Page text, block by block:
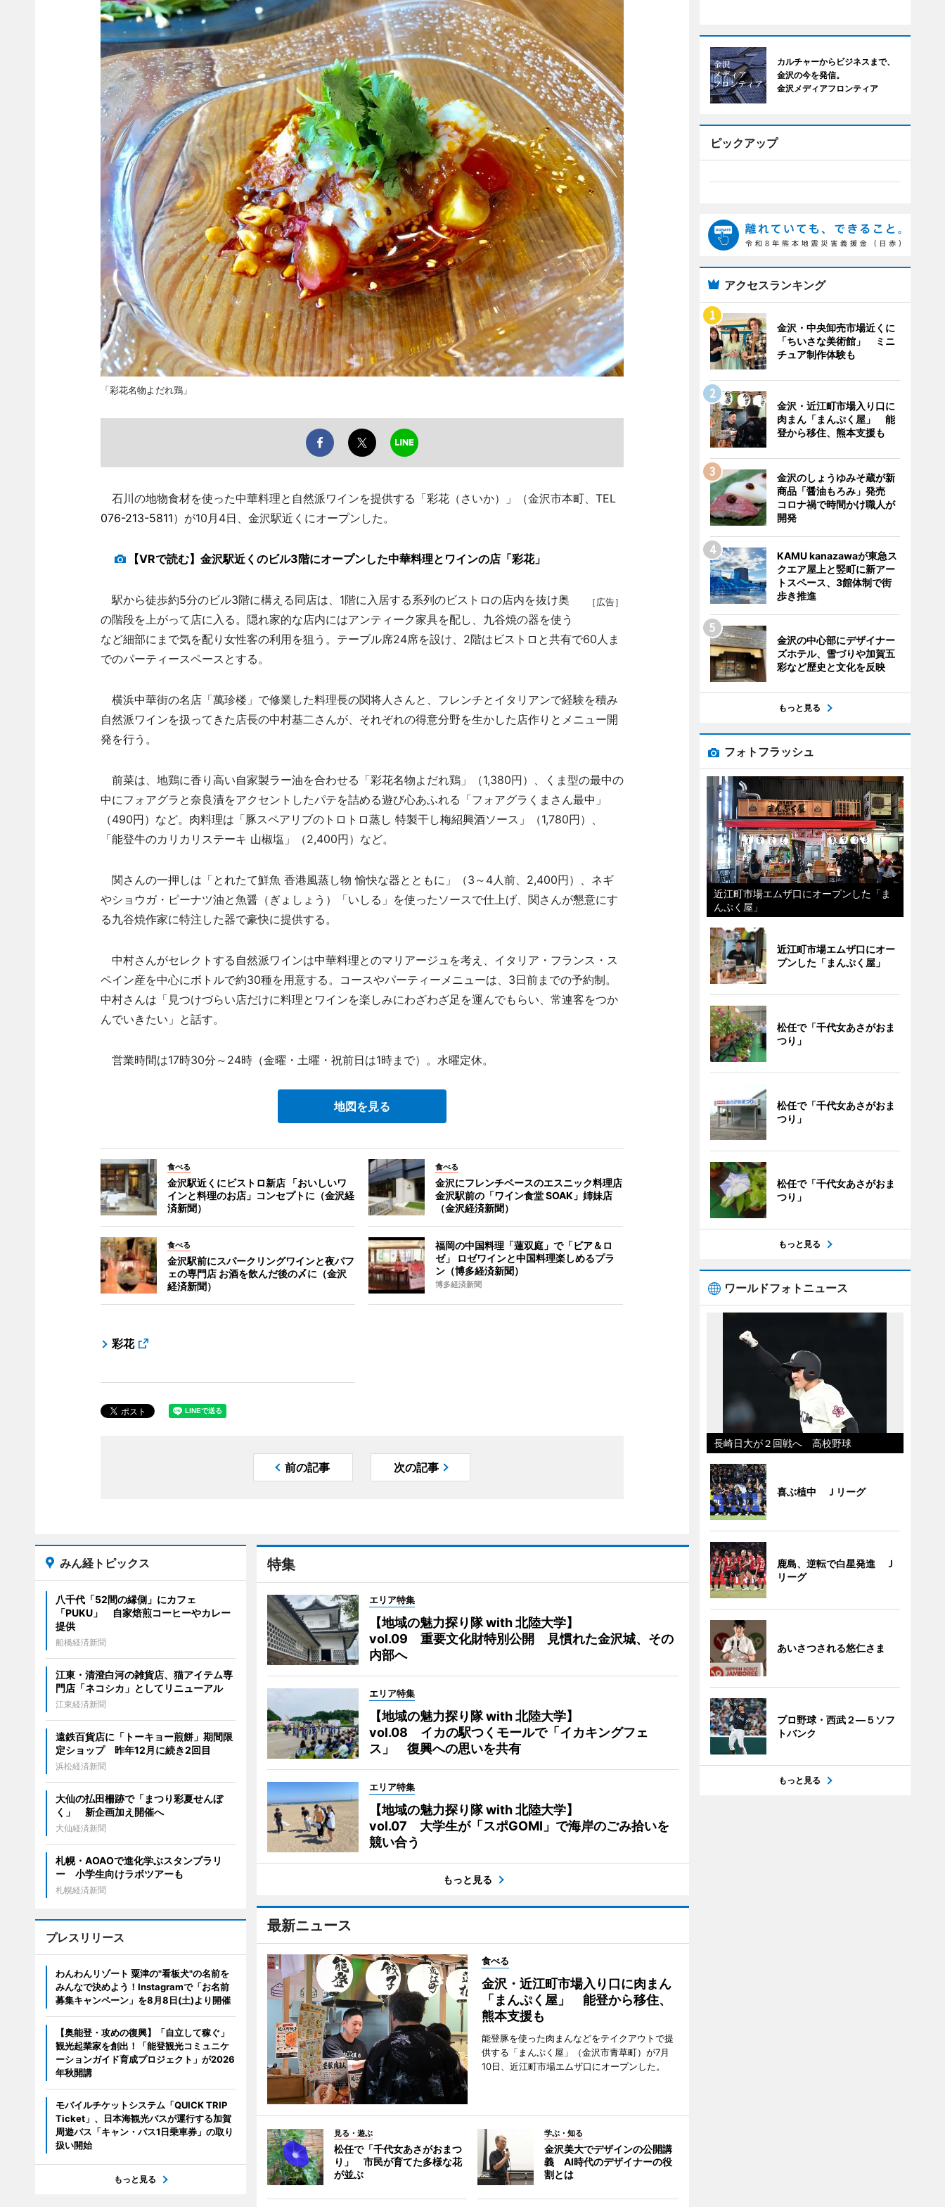
「彩花名物よだれ鶏」
石川の地物食材を使った中華料理と自然派ワインを提供する「彩花（さいか）」（金沢市本町、TEL
076-213-5811）が10月4日、金沢駅近くにオープンした。
【VRで読む】金沢駅近くのビル3階にオープンした中華料理とワインの店「彩花」
［広告］
駅から徒歩約5分のビル3階に構える同店は、1階に入居する系列のビストロの店内を抜け奥
の階段を上がって店に入る。隠れ家的な店内にはアンティーク家具を配し、九谷焼の器を使う
など細部にまで気を配り女性客の利用を狙う。テーブル席24席を設け、2階はビストロと共有で60人ま
でのパーティースペースとする。
横浜中華街の名店「萬珍楼」で修業した料理長の関将人さんと、フレンチとイタリアンで経験を積み
自然派ワインを扱ってきた店長の中村基二さんが、それぞれの得意分野を生かした店作りとメニュー開
発を行う。
前菜は、地鶏に香り高い自家製ラー油を合わせる「彩花名物よだれ鶏」（1,380円）、くま型の最中の
中にフォアグラと奈良漬をアクセントしたパテを詰める遊び心あふれる「フォアグラくまさん最中」
（490円）など。肉料理は「豚スペアリブのトロトロ蒸し 特製干し梅紹興酒ソース」（1,780円）、
「能登牛のカリカリステーキ 山椒塩」（2,400円）など。
関さんの一押しは「とれたて鮮魚 香港風蒸し物 愉快な器とともに」（3～4人前、2,400円）、ネギ
やショウガ・ピーナツ油と魚醤（ぎょしょう）「いしる」を使ったソースで仕上げ、関さんが懇意にす
る九谷焼作家に特注した器で豪快に提供する。
中村さんがセレクトする自然派ワインは中華料理とのマリアージュを考え、イタリア・フランス・ス
ペイン産を中心にボトルで約30種を用意する。コースやパーティーメニューは、3日前までの予約制。
中村さんは「見つけづらい店だけに料理とワインを楽しみにわざわざ足を運んでもらい、常連客をつか
んでいきたい」と話す。
営業時間は17時30分～24時（金曜・土曜・祝前日は1時まで）。水曜定休。
地図を見る
食べる
金沢駅近くにビストロ新店 「おいしいワ
インと料理のお店」コンセプトに（金沢経
済新聞）
食べる
金沢にフレンチベースのエスニック料理店
金沢駅前の「ワイン食堂 SOAK」姉妹店
（金沢経済新聞）
食べる
金沢駅前にスパークリングワインと夜パフ
ェの専門店 お酒を飲んだ後の〆に（金沢
経済新聞）
福岡の中国料理「蓮双庭」で「ビア＆ロ
ゼ」 ロゼワインと中国料理楽しめるプラ
ン（博多経済新聞）
博多経済新聞
彩花
前の記事 次の記事
特集
エリア特集
【地域の魅力探り隊 with 北陸大学】
vol.09 重要文化財特別公開 見慣れた金沢城、その
内部へ
エリア特集
【地域の魅力探り隊 with 北陸大学】
vol.08 イカの駅つくモールで「イカキングフェ
ス」 復興への思いを共有
エリア特集
【地域の魅力探り隊 with 北陸大学】
vol.07 大学生が「スポGOMI」で海岸のごみ拾いを
競い合う
もっと見る
最新ニュース
食べる
金沢・近江町市場入り口に肉まん
「まんぷく屋」 能登から移住、
熊本支援も
能登豚を使った肉まんなどをテイクアウトで提
供する「まんぷく屋」（金沢市青草町）が7月
10日、近江町市場エムザ口にオープンした。
見る・遊ぶ
松任で「千代女あさがおまつ
り」 市民が育てた多様な花
が並ぶ
学ぶ・知る
金沢美大でデザインの公開講
義 AI時代のデザイナーの役
割とは
みん経トピックス
八千代「52間の縁側」にカフェ
「PUKU」 自家焙煎コーヒーやカレー
提供
船橋経済新聞
江東・清澄白河の雑貨店、猫アイテム専
門店「ネコシカ」としてリニューアル
江東経済新聞
遠鉄百貨店に「トーキョー煎餅」期間限
定ショップ 昨年12月に続き2回目
浜松経済新聞
大仙の払田柵跡で「まつり彩夏せんぼ
く」 新企画加え開催へ
大仙経済新聞
札幌・AOAOで進化学ぶスタンプラリ
ー 小学生向けラボツアーも
札幌経済新聞
プレスリリース
わんわんリゾート 粟津の"看板犬"の名前を
みんなで決めよう！Instagramで「お名前
募集キャンペーン」を8月8日(土)より開催
【奥能登・攻めの復興】「自立して稼ぐ」
観光起業家を創出！「能登観光コミュニケ
ーションガイド育成プロジェクト」が2026
年秋開講
モバイルチケットシステム「QUICK TRIP
Ticket」、日本海観光バスが運行する加賀
周遊バス「キャン・バス1日乗車券」の取り
扱い開始
もっと見る
カルチャーからビジネスまで、
金沢の今を発信。
金沢メディアフロンティア
ピックアップ
アクセスランキング
金沢・中央卸売市場近くに
「ちいさな美術館」 ミニ
チュア制作体験も
金沢・近江町市場入り口に
肉まん「まんぷく屋」 能
登から移住、熊本支援も
金沢のしょうゆみそ蔵が新
商品「醤油もろみ」発売
コロナ禍で時間かけ職人が
開発
KAMU kanazawaが東急ス
クエア屋上と竪町に新アー
トスペース、3館体制で街
歩き推進
金沢の中心部にデザイナー
ズホテル、雪づりや加賀五
彩など歴史と文化を反映
もっと見る
フォトフラッシュ
近江町市場エムザ口にオープンした「ま
んぷく屋」
近江町市場エムザ口にオー
プンした「まんぷく屋」
松任で「千代女あさがおま
つり」
松任で「千代女あさがおま
つり」
松任で「千代女あさがおま
つり」
もっと見る
ワールドフォトニュース
長崎日大が２回戦へ 高校野球
喜ぶ植中 Ｊリーグ
鹿島、逆転で白星発進 Ｊ
リーグ
あいさつされる悠仁さま
プロ野球・西武２―５ソフ
トバンク
もっと見る